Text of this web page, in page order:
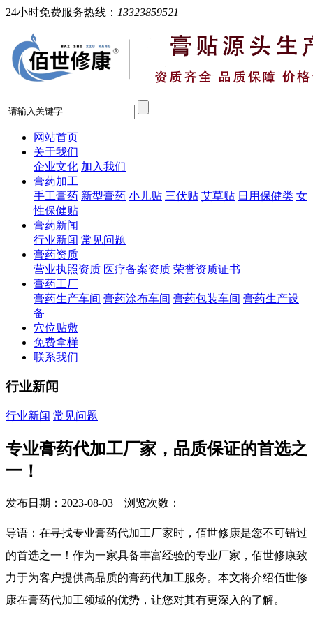
24小时免费服务热线： 13323859521
网站首页
关于我们
企业文化 加入我们
膏药加工
手工膏药 新型膏药 小儿贴 三伏贴 艾草贴 日用保健类 女
性保健贴
膏药新闻
行业新闻 常见问题
膏药资质
营业执照资质 医疗备案资质 荣誉资质证书
膏药工厂
膏药生产车间 膏药涂布车间 膏药包装车间 膏药生产设
备
穴位贴敷
免费拿样
联系我们
行业新闻
行业新闻 常见问题
专业膏药代加工厂家，品质保证的首选之
一！
发布日期：2023-08-03 浏览次数：
导语：在寻找专业膏药代加工厂家时，佰世修康是您不可错过
的首选之一！作为一家具备丰富经验的专业厂家，佰世修康致
力于为客户提供高品质的膏药代加工服务。本文将介绍佰世修
康在膏药代加工领域的优势，让您对其有更深入的了解。